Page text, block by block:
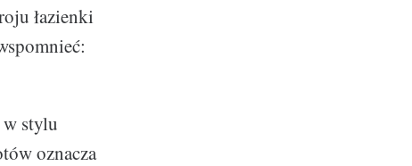
łazienki
w stylu
oznacza